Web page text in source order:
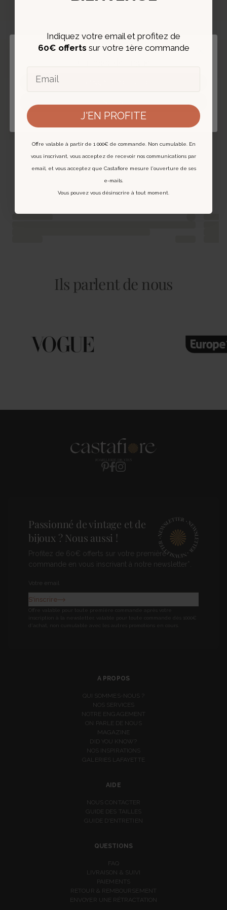
EXPERTISE ET AUTHENTIFICATION
certificat digital.
En savoir plus
Vous pourriez aussi aimer
Ils parlent de nous
A PROPOS
QUI SOMMES-NOUS ?
NOS SERVICES
NOTRE ENGAGEMENT
ON PARLE DE NOUS
MAGAZINE
DID YOU KNOW?
NOS INSPIRATIONS
GALERIES LAFAYETTE
AIDE
NOUS CONTACTER
GUIDE DES TAILLES
GUIDE D'ENTRETIEN
QUESTIONS
FAQ
LIVRAISON & SUIVI
PAIEMENTS
RETOUR & REMBOURSEMENT
ENVOYER UNE RÉTRACTATION
Passionné de vintage et de
bijoux ? Nous aussi !
Profitez de 60€ offerts sur votre première
commande en vous inscrivant à notre newsletter*.
S'inscrire
Offre valable pour toute première commande après votre
inscription à la newsletter, valable pour toute commande dès 1000€
d'achat, non cumulable avec les autres promotions en cours.
Indiquez votre email et profitez de
60€ offerts sur votre 1ère commande
J'EN PROFITE
Offre valable à partir de 1 000€ de commande. Non cumulable. En
vous inscrivant, vous acceptez de recevoir nos communications par
email, et vous acceptez que Castafiore mesure l'ouverture de ses
e-mails.
Vous pouvez vous désinscrire à tout moment.